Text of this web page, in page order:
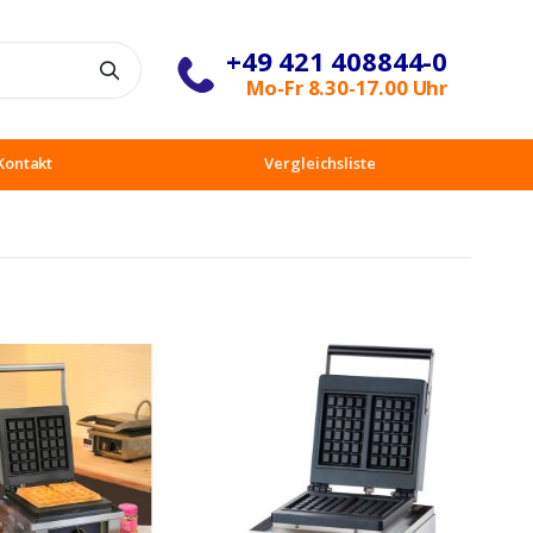
+49 421 408844-0
Mo-Fr 8.30-17.00 Uhr
Vergleichsliste